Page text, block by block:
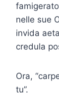
nelle sue
invida
credula
Ora,
tu”.